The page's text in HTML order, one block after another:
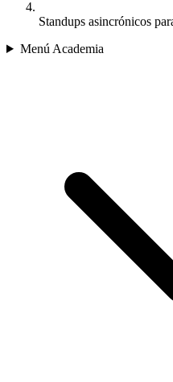
Standups asincrónicos
Menú Academia